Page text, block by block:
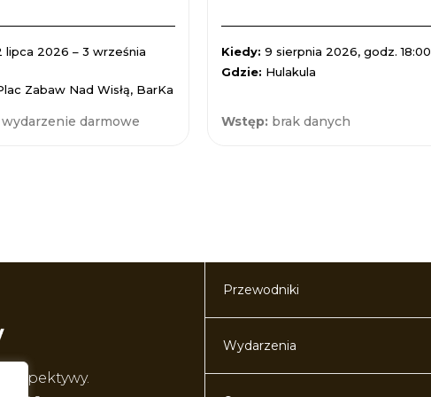
lipca 2026 – 3 września
Zabaw Nad Wisłą, BarKa
wydarzenie darmowe
Kiedy: 9 sierpnia 2026, godz. 18:00
Gdzie: Hulakula
Wstęp: brak danych
Przewodniki
Wydarzenia